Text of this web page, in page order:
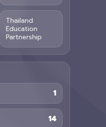
Thailand
Education
Partnership
1
14